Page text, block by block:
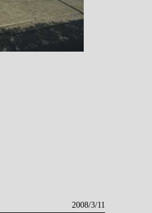
2008/3/11